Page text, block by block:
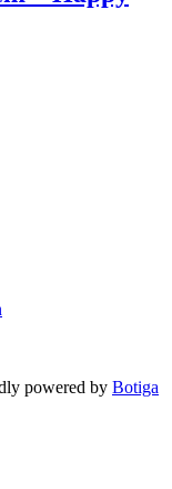
powered by Botiga